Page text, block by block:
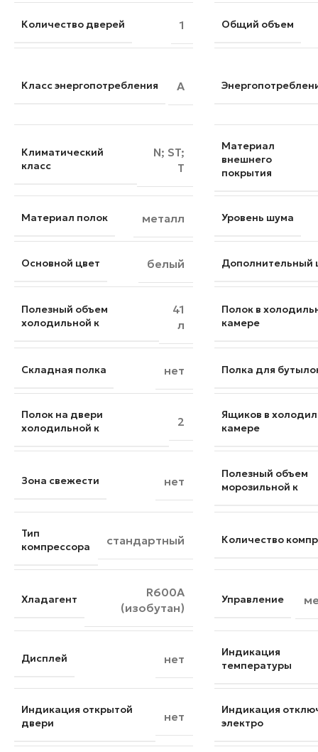
Количество дверей 1 Общий объем
Класс энергопотребления A
Климатический
класс
N; ST;
T
Материал
внешнего
покрытия
Материал полок металл Уровень шума
Основной цвет белый Дополнительный
Полезный объем
холодильной к
41
л
Полок в
камере
Складная полка нет Полка для
Полок на двери
холодильной к
2
Ящиков в
камере
Зона свежести нет
Полезный объем
морозильной к
Тип
компрессора
стандартный Количество
Хладагент
R600A
(изобутан)
Управление
Дисплей нет
Индикация
температуры
Индикация открытой
двери
нет
Индикация
электро